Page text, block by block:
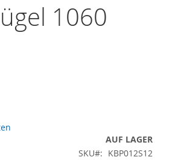
1060
AUF LAGER
SKU
KBP012S12